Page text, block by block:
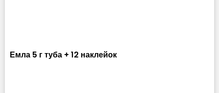
Емла 5 г туба + 12 наклейок